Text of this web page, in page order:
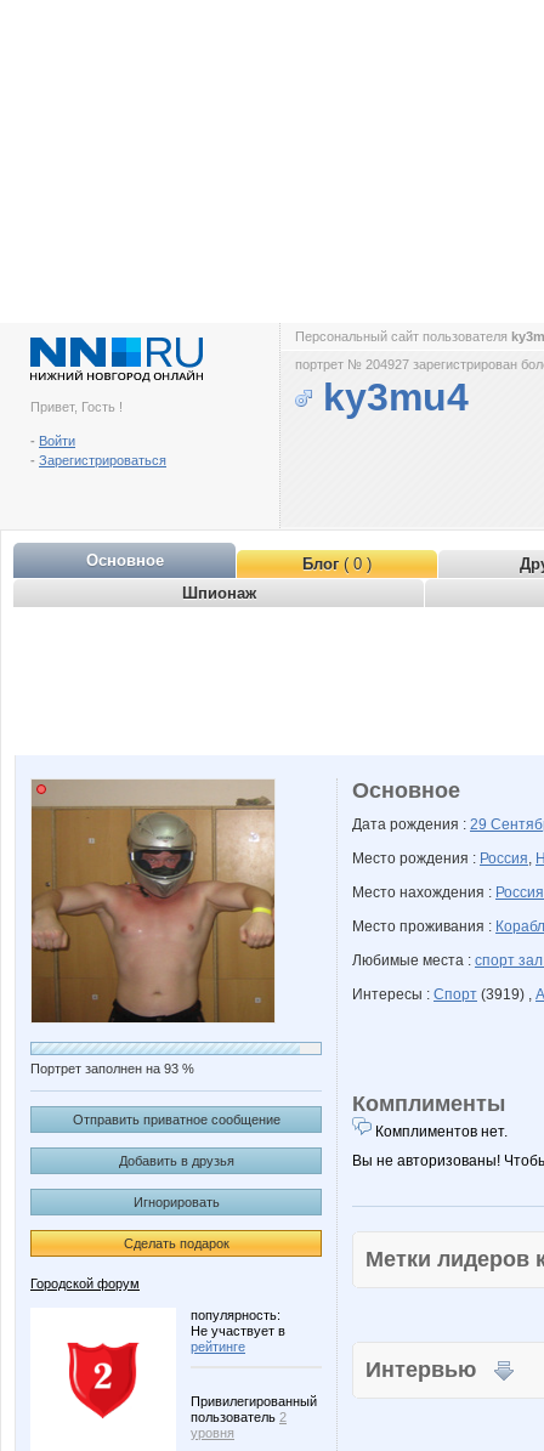
Привет, Гость !
- Войти
- Зарегистрироваться
Персональный сайт пользователя
портрет № 204927 зарегистрирован
ky3mu4
Основное Блог( 0 )
Шпионаж
Портрет заполнен на 93 %
Отправить приватное сообщение
Добавить в друзья
Игнорировать
Сделать подарок
Городской форум
популярность:
Не участвует в
рейтинге
Привилегированный
пользователь 2
уровня
Основное
Дата рождения : 29
Место рождения : Россия,
Место нахождения : Россия
Место проживания :
Любимые места : спорт
Интересы : Спорт (3919) ,
Комплименты
Комплиментов нет.
Вы не авторизованы!
Метки
Интервью